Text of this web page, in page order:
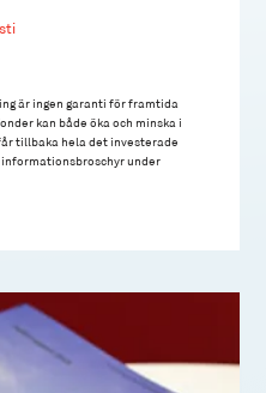
är ingen garanti för framtida
kan både öka och minska i
tillbaka hela det investerade
under